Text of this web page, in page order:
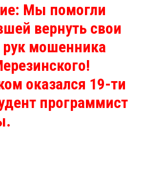
Мы помогли
вернуть свои
рук мошенника
оказался 19-ти
программист